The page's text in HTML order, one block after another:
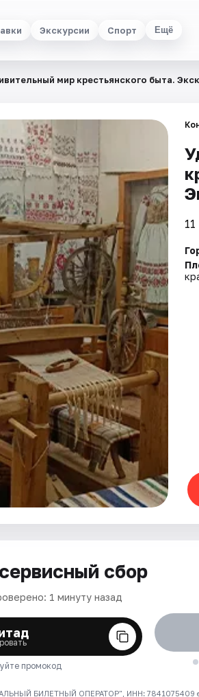
Экскурсии Спорт Ещё
мир крестьянского быта.
сбор
1 минуту назад
промокод
БИЛЕТНЫЙ ОПЕРАТОР", ИНН: 7841075409